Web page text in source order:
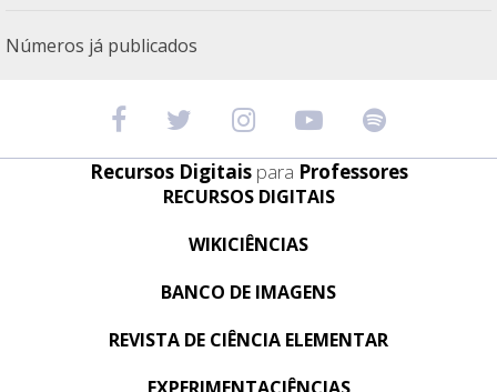
Números já publicados
Recursos Digitais para Professores
RECURSOS DIGITAIS
WIKICIÊNCIAS
BANCO DE IMAGENS
REVISTA DE CIÊNCIA ELEMENTAR
EXPERIMENTACIÊNCIAS